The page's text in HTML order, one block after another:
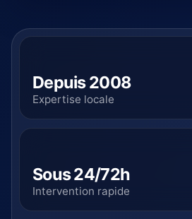
Depuis 2008
Expertise locale
Sous 24/72h
Intervention rapide